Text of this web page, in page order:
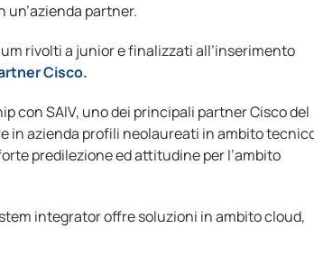
un’azienda partner.
rivolti a junior e finalizzati all’inserimento
Cisco.
con SAIV, uno dei principali partner Cisco del
in azienda profili neolaureati in ambito
predilezione ed attitudine per l’ambito
integrator offre soluzioni in ambito cloud,